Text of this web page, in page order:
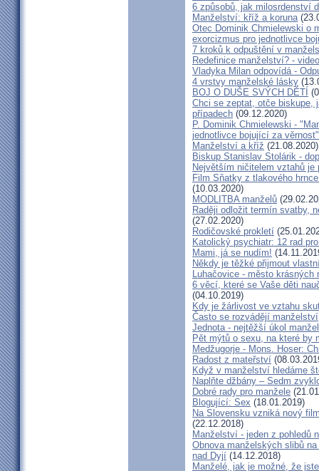
6 způsobů, jak milosrdenství
Manželství: kříž a koruna
Otec Dominik Chmielewski o
exorcizmus pro jednotlivce
7 kroků k odpuštění v
Redefinice manželství? - video
Vladyka Milan odpovídá -
4 vrstvy manželské lásky
BOJ O DUŠE SVÝCH DĚTÍ
Chci se zeptat, otče biskupe,
případech (09.12.2020)
P. Dominik Chmielewski -
jednotlivce bojující za věrnost"
Manželství a kříž (21.08.2020)
Biskup Stanislav Stolárik -
Největším ničitelem vztahů je
Film Sňatky z tlakového
(10.03.2020)
MODLITBA manželů
Raději odložit termín svatby,
(27.02.2020)
Rodičovské prokletí
Katolický psychiatr: 12 rad
Mami, já se nudím!
Někdy je těžké přijmout
Luhačovice - město krásných
6 věcí, které se Vaše děti
(04.10.2019)
Kdy je žárlivost ve vztahu
Často se rozvádějí
Jednota - nejtěžší úkol
Pět mýtů o sexu, na které by
Medžugorje - Mons. Hoser:
Radost z mateřství
Když v manželství hledáme
Naplňte džbány – Sedm
Dobré rady pro manžele
Blogující: Sex (18.01.2019)
Na Slovensku vzniká nový
(22.12.2018)
Manželství - jeden z pohledů
Obnova manželských slibů
nad Dyjí (14.12.2018)
Manželé, jak je možné, že